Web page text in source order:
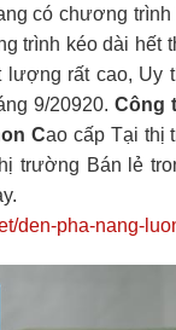
có chương
trình kéo dài hết
lượng rất cao,
9/20920. Công
Cao cấp Tại thị
trường Bán lẻ
den-pha-nang-